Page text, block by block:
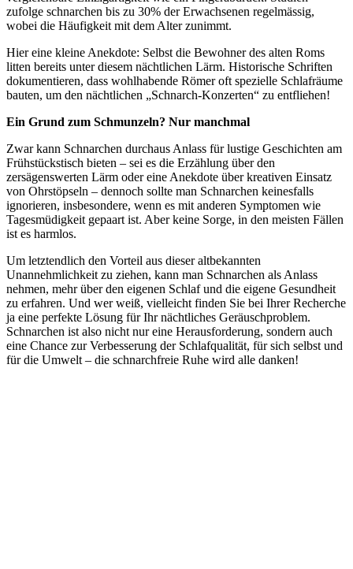
zufolge schnarchen bis zu 30% der Erwachsenen regelmässig,
wobei die Häufigkeit mit dem Alter zunimmt.
Hier eine kleine Anekdote: Selbst die Bewohner des alten Roms
litten bereits unter diesem nächtlichen Lärm. Historische Schriften
dokumentieren, dass wohlhabende Römer oft spezielle Schlafräume
bauten, um den nächtlichen „Schnarch-Konzerten“ zu entfliehen!
Ein Grund zum Schmunzeln? Nur manchmal
Zwar kann Schnarchen durchaus Anlass für lustige Geschichten am
Frühstückstisch bieten – sei es die Erzählung über den
zersägenswerten Lärm oder eine Anekdote über kreativen Einsatz
von Ohrstöpseln – dennoch sollte man Schnarchen keinesfalls
ignorieren, insbesondere, wenn es mit anderen Symptomen wie
Tagesmüdigkeit gepaart ist. Aber keine Sorge, in den meisten Fällen
ist es harmlos.
Um letztendlich den Vorteil aus dieser altbekannten
Unannehmlichkeit zu ziehen, kann man Schnarchen als Anlass
nehmen, mehr über den eigenen Schlaf und die eigene Gesundheit
zu erfahren. Und wer weiß, vielleicht finden Sie bei Ihrer Recherche
ja eine perfekte Lösung für Ihr nächtliches Geräuschproblem.
Schnarchen ist also nicht nur eine Herausforderung, sondern auch
eine Chance zur Verbesserung der Schlafqualität, für sich selbst und
für die Umwelt – die schnarchfreie Ruhe wird alle danken!